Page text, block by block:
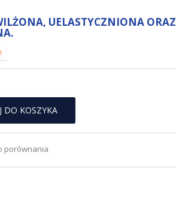
UELASTYCZNIONA ORAZ
DO KOSZYKA
porównania